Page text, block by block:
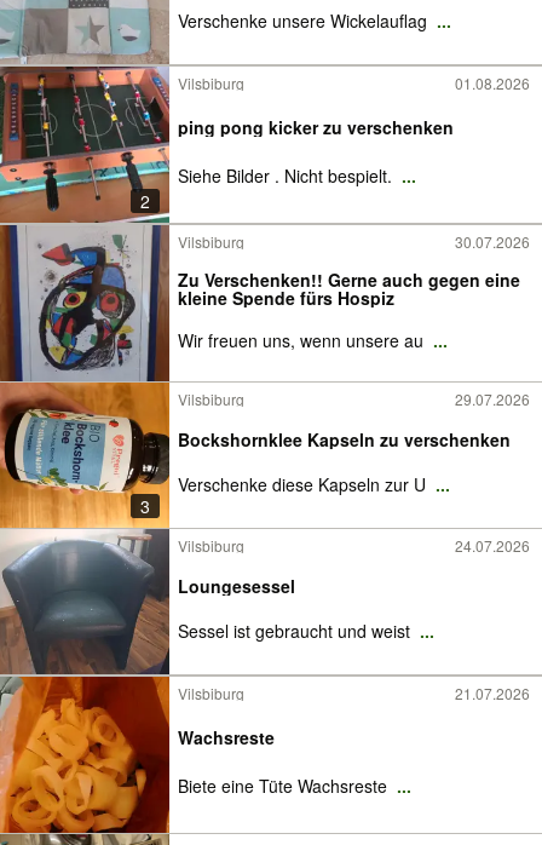
Verschenke unsere Wickelauflag ...
2
Vilsbiburg 01.08.2026
ping pong kicker zu verschenken
Siehe Bilder . Nicht bespielt. ...
Vilsbiburg 30.07.2026
Zu Verschenken!! Gerne auch gegen eine
kleine Spende fürs Hospiz
Wir freuen uns, wenn unsere au ...
3
Vilsbiburg 29.07.2026
Bockshornklee Kapseln zu verschenken
Verschenke diese Kapseln zur U ...
Vilsbiburg 24.07.2026
Loungesessel
Sessel ist gebraucht und weist ...
Vilsbiburg 21.07.2026
Wachsreste
Biete eine Tüte Wachsreste ...